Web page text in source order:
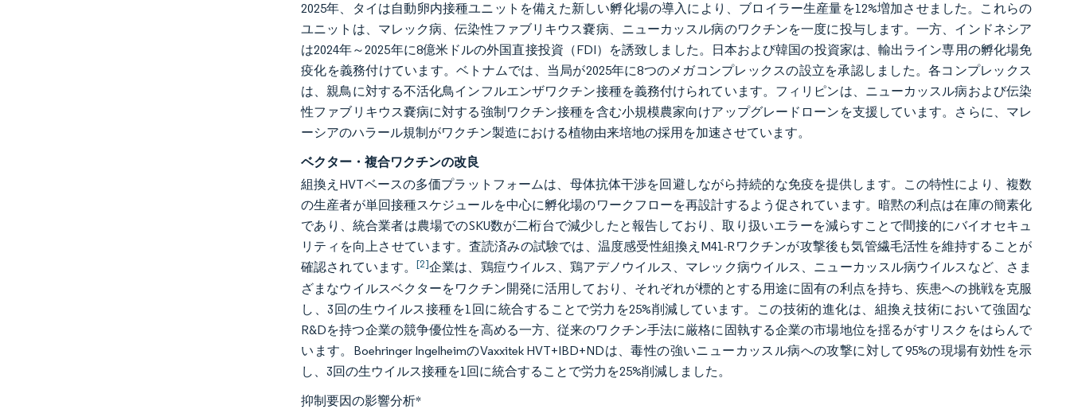
2025年、タイは自動卵内接種ユニットを備えた新しい孵化場の導入により、ブロイラー生産量を12%増加させました。これらの
ユニットは、マレック病、伝染性ファブリキウス嚢病、ニューカッスル病のワクチンを一度に投与します。一方、インドネシア
は2024年～2025年に8億米ドルの外国直接投資（FDI）を誘致しました。日本および韓国の投資家は、輸出ライン専用の孵化場免
疫化を義務付けています。ベトナムでは、当局が2025年に8つのメガコンプレックスの設立を承認しました。各コンプレックス
は、親鳥に対する不活化鳥インフルエンザワクチン接種を義務付けられています。フィリピンは、ニューカッスル病および伝染
性ファブリキウス嚢病に対する強制ワクチン接種を含む小規模農家向けアップグレードローンを支援しています。さらに、マレ
ーシアのハラール規制がワクチン製造における植物由来培地の採用を加速させています。
ベクター・複合ワクチンの改良
組換えHVTベースの多価プラットフォームは、母体抗体干渉を回避しながら持続的な免疫を提供します。この特性により、複数
の生産者が単回接種スケジュールを中心に孵化場のワークフローを再設計するよう促されています。暗黙の利点は在庫の簡素化
であり、統合業者は農場でのSKU数が二桁台で減少したと報告しており、取り扱いエラーを減らすことで間接的にバイオセキュ
リティを向上させています。査読済みの試験では、温度感受性組換えM41-Rワクチンが攻撃後も気管繊毛活性を維持することが
確認されています。[2]企業は、鶏痘ウイルス、鶏アデノウイルス、マレック病ウイルス、ニューカッスル病ウイルスなど、さま
ざまなウイルスベクターをワクチン開発に活用しており、それぞれが標的とする用途に固有の利点を持ち、疾患への挑戦を克服
し、3回の生ウイルス接種を1回に統合することで労力を25%削減しています。この技術的進化は、組換え技術において強固な
R&Dを持つ企業の競争優位性を高める一方、従来のワクチン手法に厳格に固執する企業の市場地位を揺るがすリスクをはらんで
います。Boehringer IngelheimのVaxxitek HVT+IBD+NDは、毒性の強いニューカッスル病への攻撃に対して95%の現場有効性を示
し、3回の生ウイルス接種を1回に統合することで労力を25%削減しました。
抑制要因の影響分析*